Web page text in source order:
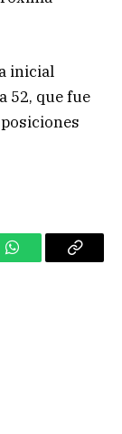
inicial
52, que fue
WhatsAppCopy